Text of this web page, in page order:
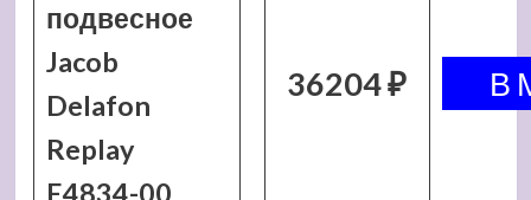
подвесное
Jacob
Delafon
Replay
E4834-00
36204 ₽